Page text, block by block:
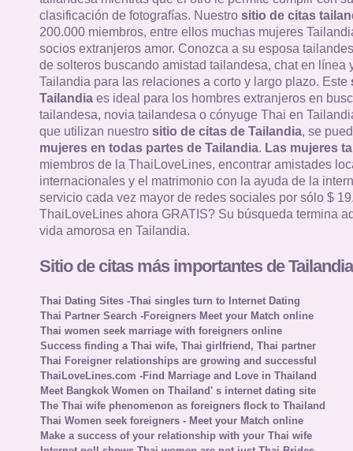
clasificación de fotografías. Nuestro sitio de citas
200.000 miembros, entre ellos muchas mujeres
socios extranjeros amor. Conozca a su esposa
de solteros buscando amistad tailandesa, chat en línea
Tailandia para las relaciones a corto y largo plazo. Este
Tailandiaes ideal para los hombres extranjeros en
tailandesa, novia tailandesa o cónyuge Thai en
que utilizan nuestro sitio de citas de Tailandia, se
mujeres en todas partes de Tailandia. Las mujeres
miembros de la ThaiLoveLines, encontrar amistades
internacionales y el matrimonio con la ayuda de la
servicio cada vez mayor de redes sociales por sólo $
ThaiLoveLines ahora GRATIS? Su búsqueda termina
vida amorosa en Tailandia.
Sitio de citas más importantes de
Thai Dating Sites -Thai singles turn to Internet Dating
Thai Partner Search -Foreigners Meet your Match online
Thai women seek marriage with foreigners online
Success finding a Thai wife, Thai girlfriend, Thai partner
Thai Foreigner relationships are growing and successful
ThaiLoveLines.com -Find Marriage and Love in Thailand
Meet Bangkok Women on Thailand' s internet dating site
The Thai wife phenomenon as foreigners flock to Thailand
Thai Women seek foreigners - Meet your Match online
Make a success of your relationship with your Thai wife